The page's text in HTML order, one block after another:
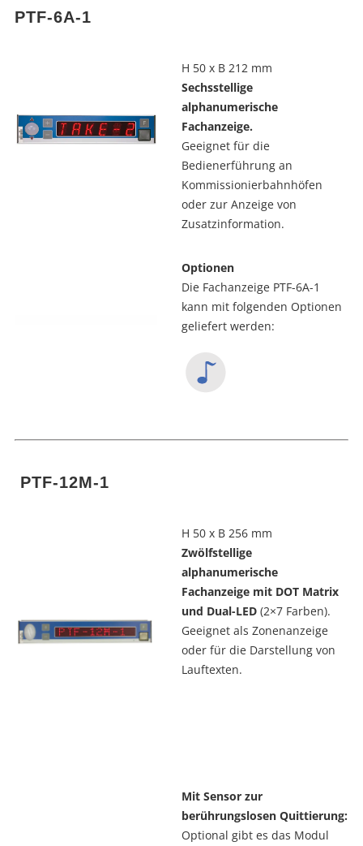
PTF-6A-1
H 50 x B 212 mm
Sechsstellige
alphanumerische
Fachanzeige.
Geeignet für die
Bedienerführung an
Kommissionierbahnhöfen
oder zur Anzeige von
Zusatzinformation.
Optionen
Die Fachanzeige PTF-6A-1
kann mit folgenden Optionen
geliefert werden:
PTF-12M-1
H 50 x B 256 mm
Zwölfstellige
alphanumerische
Fachanzeige mit DOT Matrix
und Dual-LED (2×7 Farben).
Geeignet als Zonenanzeige
oder für die Darstellung von
Lauftexten.
Mit Sensor zur
berührungslosen Quittierung:
Optional gibt es das Modul